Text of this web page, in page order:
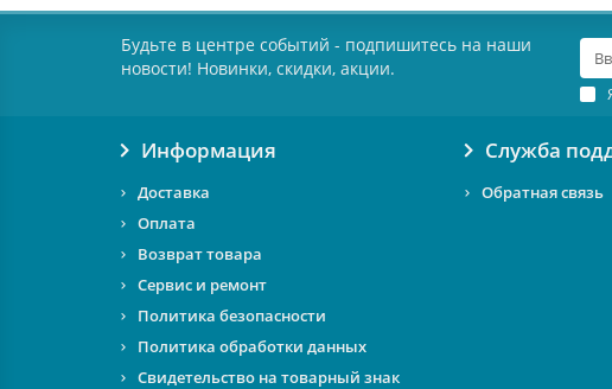
Будьте в центре событий - подпишитесь на наши
новости! Новинки, скидки, акции.
Информация
Доставка
Оплата
Возврат товара
Сервис и ремонт
Политика безопасности
Политика обработки данных
Свидетельство на товарный знак
Служба
Обратная связь